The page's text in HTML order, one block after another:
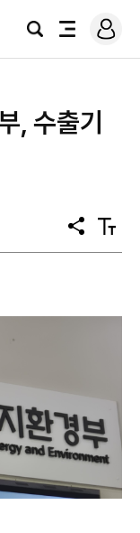
검
전
로
그
, 수출기
공
유
텍
스